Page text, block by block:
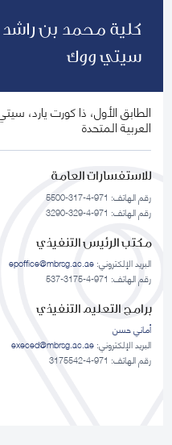
كلية محمد بن راشد
سيتي ووك
العربية المتحدة
للاستفسارات العامة
رقم الهاتف: 971-4-317-5500
رقم الهاتف: 971-4-329-3290
مكتب الرئيس التنفيذي
البريد الإلكتروني:epoffice@mbrsg.ac.ae
رقم الهاتف: 971-4-3175-537
برامج التعليم التنفيذي
أماني حسن
البريد الإلكتروني:execed@mbrsg.ac.ae
رقم الهاتف: 971-4-3175542